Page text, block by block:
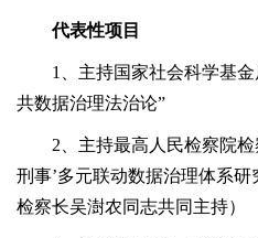
代表性项目
1、主持国家社会科学基
共数据治理法治论”
2、主持最高人民检察院
刑事’多元联动数据治理体系
检察长吴澍农同志共同主持）